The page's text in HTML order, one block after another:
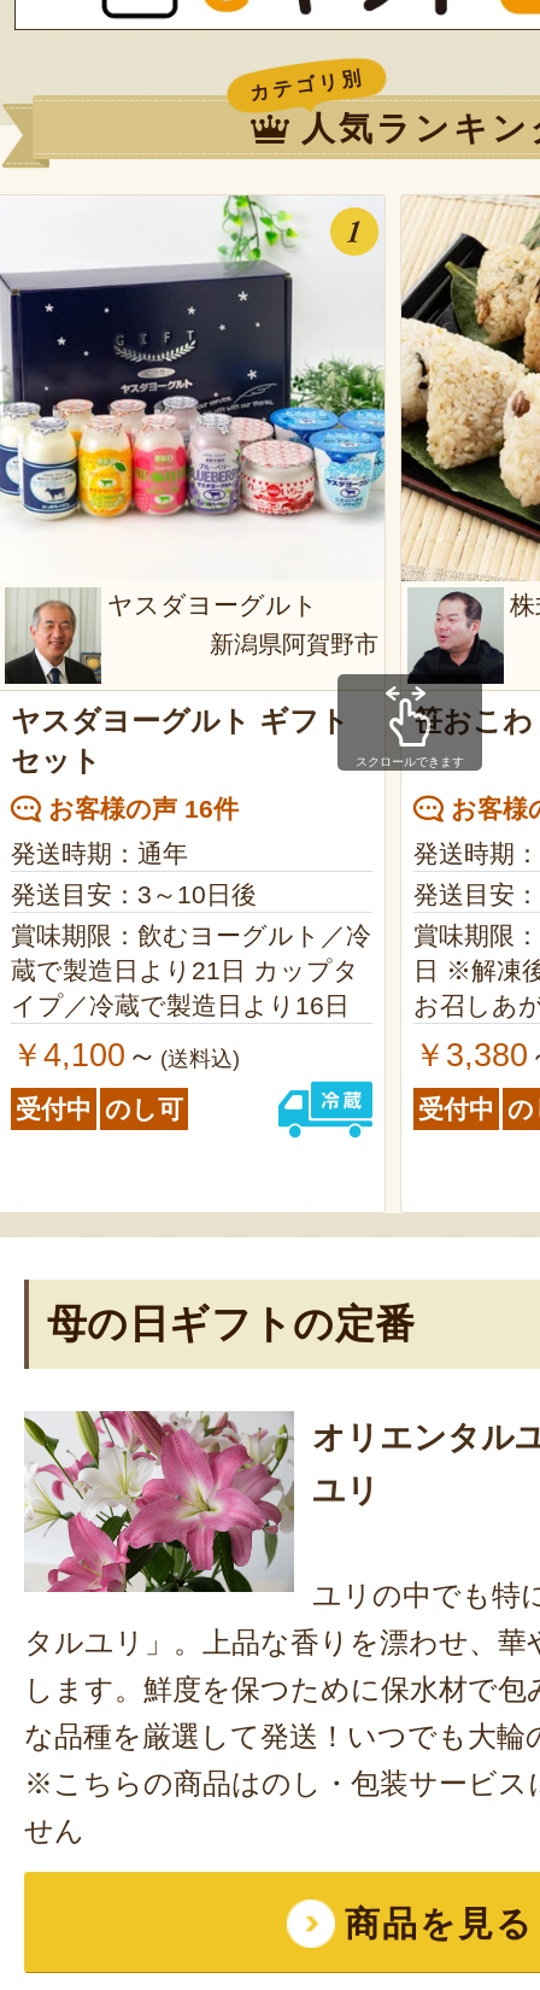
カテゴリ別
人気ランキン
ヤスダヨーグルト
新潟県阿賀野市
ヤスダヨーグルト ギフト
セット
お客様の声 16件
発送時期：通年
発送目安：3～10日後
賞味期限：飲むヨーグルト／冷
蔵で製造日より21日 カップタ
イプ／冷蔵で製造日より16日
￥4,100 ～ (送料込)
受付中 のし可
笹おこ
お客様
発送時期
発送目安
賞味期限
日 ※解凍
お召しあ
￥3,380
受付中 の
スクロールできます
母の日ギフトの定番
オリエンタル
ユリ
ユリの中でも特
タルユリ」。上品な香りを漂わせ、華
します。鮮度を保つために保水材で包
な品種を厳選して発送！いつでも大輪
※こちらの商品はのし・包装サービス
せん
商品を見る